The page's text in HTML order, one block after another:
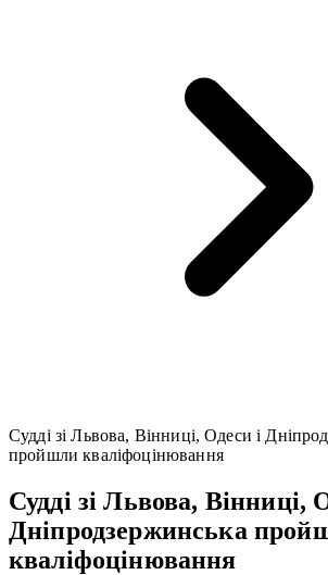
Судді зі Львова, Вінниці, Одеси і
пройшли кваліфоцінювання
Судді зі Львова, Вінниці,
Дніпродзержинська
кваліфоцінювання